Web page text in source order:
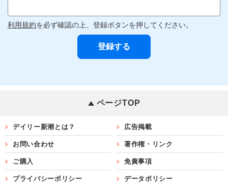
利用規約を必ず確認の上、登録ボタンを押してください。
ページTOP
デイリー新潮とは？ 広告掲載
お問い合わせ 著作権・リンク
ご購入 免責事項
プライバシーポリシー データポリシー